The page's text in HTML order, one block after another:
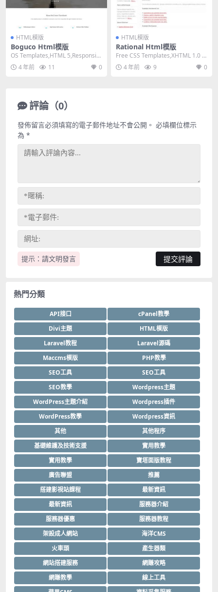
HTML模版
Boguco Html模版
OS Templates,HTML 5,Responsiv
e, 4 Column...
4 年前 11 0
HTML模版
Rational Html模版
Free CSS Templates,XHTML 1.0 St
rict,Flui...
4 年前 9 0
評論（0）
提示：請文明發言
發佈留言必須填寫的電子郵件地址不會公開。 必填欄位標示
為 *
熱門分類
API接口
cPanel教學
Divi主題
HTML模版
Laravel教程
Laravel源碼
Maccms模版
PHP教學
SEO工具
SEO工具
SEO教學
Wordpress主題
WordPress主題介紹
Wordpress插件
WordPress教學
Wordpress資訊
其他
其他程序
基礎維護及技術支援
實用教學
實用教學
寶塔面版教程
廣告聯盟
推薦
搭建影視站課程
最新資訊
最新資訊
服務器介紹
服務器優惠
服務器教程
架設成人網站
海洋CMS
火車頭
產生器類
網站搭建服務
網賺攻略
網賺教學
線上工具